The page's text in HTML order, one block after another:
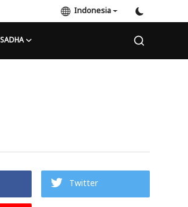
Indonesia
Twitter